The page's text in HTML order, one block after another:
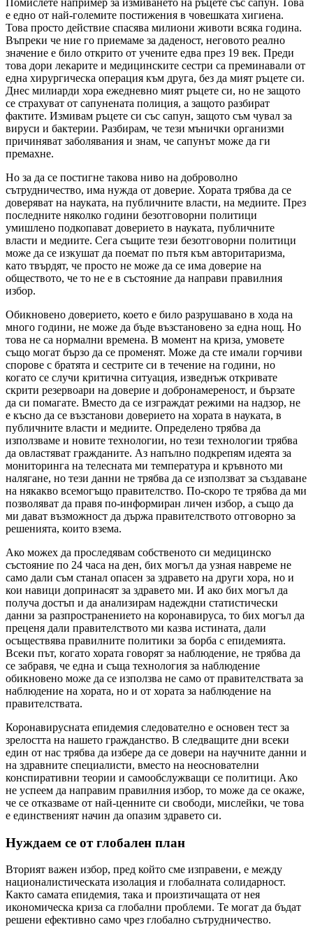
е едно от най-големите постижения в човешката хигиена.
Това просто действие спасява милиони животи всяка година.
Въпреки че ние го приемаме за даденост, неговото реално
значение е било открито от учените едва през 19 век. Преди
това дори лекарите и медицинските сестри са преминавали от
една хирургическа операция към друга, без да мият ръцете си.
Днес милиарди хора ежедневно мият ръцете си, но не защото
се страхуват от сапунената полиция, а защото разбират
фактите. Измивам ръцете си със сапун, защото съм чувал за
вируси и бактерии. Разбирам, че тези мънички организми
причиняват заболявания и знам, че сапунът може да ги
премахне.
Но за да се постигне такова ниво на доброволно
сътрудничество, има нужда от доверие. Хората трябва да се
доверяват на науката, на публичните власти, на медиите. През
последните няколко години безотговорни политици
умишлено подкопават доверието в науката, публичните
власти и медиите. Сега същите тези безотговорни политици
може да се изкушат да поемат по пътя към авторитаризма,
като твърдят, че просто не може да се има доверие на
обществото, че то не е в състояние да направи правилния
избор.
Обикновено доверието, което е било разрушавано в хода на
много години, не може да бъде възстановено за една нощ. Но
това не са нормални времена. В момент на криза, умовете
също могат бързо да се променят. Може да сте имали горчиви
спорове с братята и сестрите си в течение на години, но
когато се случи критична ситуация, изведнъж откривате
скрити резервоари на доверие и добронамереност, и бързате
да си помагате. Вместо да се изграждат режими на надзор, не
е късно да се възстанови доверието на хората в науката, в
публичните власти и медиите. Определено трябва да
използваме и новите технологии, но тези технологии трябва
да овластяват гражданите. Аз напълно подкрепям идеята за
мониторинга на телесната ми температура и кръвното ми
налягане, но тези данни не трябва да се използват за създаване
на някакво всемогъщо правителство. По-скоро те трябва да ми
позволяват да правя по-информиран личен избор, а също да
ми дават възможност да държа правителството отговорно за
решенията, които взема.
Ако можех да проследявам собственото си медицинско
състояние по 24 часа на ден, бих могъл да узная навреме не
само дали съм станал опасен за здравето на други хора, но и
кои навици допринасят за здравето ми. И ако бих могъл да
получа достъп и да анализирам надеждни статистически
данни за разпространението на коронавируса, то бих могъл да
преценя дали правителството ми казва истината, дали
осъществява правилните политики за борба с епидемията.
Всеки път, когато хората говорят за наблюдение, не трябва да
се забравя, че една и съща технология за наблюдение
обикновено може да се използва не само от правителствата за
наблюдение на хората, но и от хората за наблюдение на
правителствата.
Коронавирусната епидемия следователно е основен тест за
зрелостта на нашето гражданство. В следващите дни всеки
един от нас трябва да избере да се довери на научните данни и
на здравните специалисти, вместо на неоснователни
конспиративни теории и самообслужващи се политици. Ако
не успеем да направим правилния избор, то може да се окаже,
че се отказваме от най-ценните си свободи, мислейки, че това
е единственият начин да опазим здравето си.
Нуждаем се от глобален план
Вторият важен избор, пред който сме изправени, е между
националистическата изолация и глобалната солидарност.
Както самата епидемия, така и произтичащата от нея
икономическа криза са глобални проблеми. Те могат да бъдат
решени ефективно само чрез глобално сътрудничество.